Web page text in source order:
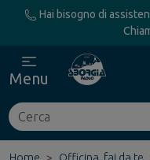
Hai bisogno di
Cerca
Menu